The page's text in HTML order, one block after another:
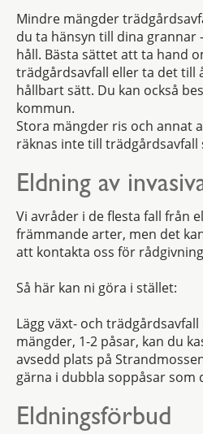
Mindre mängder
du ta hänsyn till dina
håll. Bästa sättet att ta hand
trädgårdsavfall eller ta det till
hållbart sätt. Du kan också
kommun.
Stora mängder ris och annat
räknas inte till trädgårdsavfall
Eldning av
Vi avråder i de flesta fall från
främmande arter, men det
att kontakta oss för
Så här kan ni göra i stället:
Lägg växt- och
mängder, 1-2 påsar, kan du
avsedd plats på
gärna i dubbla soppåsar som
Eldningsförbud